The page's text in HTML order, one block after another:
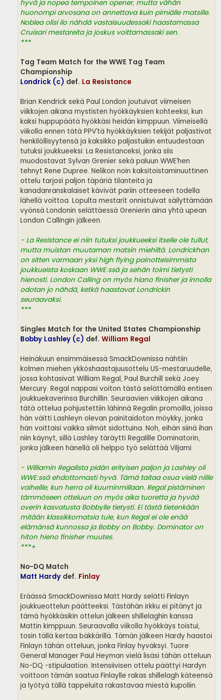
hyvä ja nopea tempoinen opener, mutta vähän
huonompi arvosana on annettava kuin pimiälle matsille.
Noblea olisi ilo nähdä vastaisuudessaki haastamassa
Cruisari mestareita ja joskus voittamassaki sen.
***
Tag Team Match for the WWE Tag Team
Championship
Londrick (c) def. La Resistance
Brian Kendrick sekä Paul London joutuivat viimeisen
viikkojen aikana mystisten hyökkäyksien kohteeksi, kun
kaksi huppupäätä hyökkäsi heidän kimppuun. Viimeisellä
viikolla ennen tätä PPV’tä hyökkäyksien tekijät paljastivat
henkilöllisyytensä ja kaksikko paljastuikin entuudestaan
tutuksi joukkueeksi: La Resistanceksi, jonka siis
muodostavat Sylvan Grenier sekä paluun WWE’hen
tehnyt Rene Dupree. Nelikon noin kaksitoistaminuuttinen
ottelu tarjosi paljon täpäriä tilanteita ja
kanadanranskalaiset kävivät pariin otteeseen todella
lähellä voittoa. Lopulta mestarit onnistuivat säilyttämään
vyönsä Londonin selättäessä Grenierin aina yhtä upean
London Callingin jälkeen.
- La Resistance ei niin tutuksi joukkueeksi itselle ole tullut,
mutta muistan muutaman matsin miehiltä. Londrickhan
on sitten varmaan yksi high flying painotteisimmista
joukkueista koskaan WWE:ssä ja sehän toimi tietysti
hienosti. London Calling on myös hiano finisher ja innolla
odotan jo nähdä, ketkä haastavat Londrickin
seuraavaksi.
***
Singles Match for the United States Championship
Bobby Lashley (c) def. William Regal
Heinäkuun ensimmäisessä SmackDownissa nähtiin
kolmen miehen ykköshaastajuusottelu US-mestaruudelle,
jossa kohtasivat William Regal, Paul Burchill sekä Joey
Mercury. Regal nappasi voiton tästä selättämällä entisen
joukkuekaverinsa Burchillin. Seuraavien viikkojen aikana
tätä ottelua pohjustettiin lähinnä Regalin promoilla, joissa
hän väitti Lashleyn olevan painitaidoton möykky, jonka
hän voittaisi vaikka silmät sidottuina. Noh, eihän siinä ihan
niin käynyt, sillä Lashley täräytti Regalille Dominatorin,
jonka jälkeen hänellä oli helppo työ selättää Viljami.
- Williamin Regalista pidän erityisen paljon ja Lashley oli
WWE:ssä ehdottomasti hyvä. Tämä taitaa osua vielä niille
vaiheille, kun herra oli kuuminmillaan. Regal pistäminen
tämmöseen otteluun on myös aika tuoretta ja hyvää
overin kasvatusta Bobbylle tietysti. Ei tästä tietenkään
mitään klassikkomatsia tule, kun Regal ei ole enää
elämänsä kunnossa ja Bobby on Bobby. Dominator on
hiton hieno finisher muutes.
***+
No-DQ Match
Matt Hardy def. Finlay
Eräässä SmackDownissa Matt Hardy selätti Finlayn
joukkueottelun päätteeksi. Tästähän irkku ei pitänyt ja
tämä hyökkäsikin ottelun jälkeen shillelaghin kanssa
Mattin kimppuun. Seuraavalla viikolla hyökkäys toistui,
tosin tällä kertaa bäkkärillä. Tämän jälkeen Hardy haastoi
Finlayn tähän otteluun, jonka Finlay hyväksyi. Tuore
General Manager Paul Heyman vielä lisäsi tähän otteluun
No-DQ -stipulaation. Intensiivisen ottelu päättyi Hardyn
voittoon tämän saatua Finlaylle rakas shillelagh käteensä
ja lyötyä tällä tappeluita rakastavaa miestä kupoliin.